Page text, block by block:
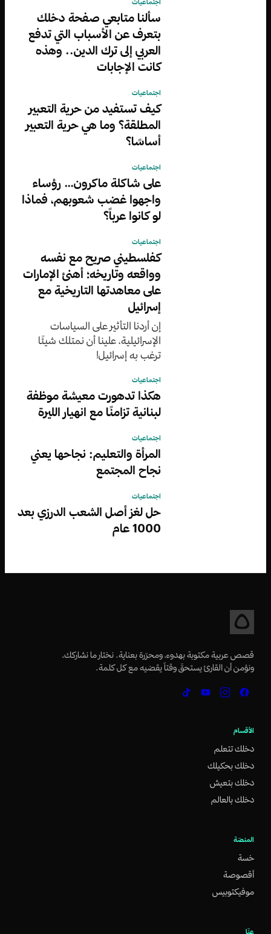
فطال بقاؤها وباتت ”مطلوبة“
اجتماعيات
سألنا متابعي صفحة دخلك
بتعرف عن الأسباب التي تدفع
العربي إلى ترك الدين.. وهذه
كانت الإجابات
اجتماعيات
كيف تستفيد من حرية التعبير
المطلقة؟ وما هي حرية التعبير
أساسًا؟
اجتماعيات
على شاكلة ماكرون… رؤساء
واجهوا غضب شعوبهم، فماذا
لو كانوا عرباً؟
اجتماعيات
كفلسطيني صريح مع نفسه
وواقعه وتاريخه؛ أهنئ الإمارات
على معاهدتها التاريخية مع
إسرائيل
إن أردنا التأثير على السياسات
الإسرائيلية، علينا أن نمتلك شيئًا
ترغب به إسرائيل!
اجتماعيات
هكذا تدهورت معيشة موظفة
لبنانية تزامنًا مع انهيار الليرة
اجتماعيات
المرأة والتعليم: نجاحها يعني
نجاح المجتمع
اجتماعيات
حل لغز أصل الشعب الدرزي بعد
1000 عام
قصص عربية مكتوبة بهدوء، ومحرّرة بعناية. نختار ما نشاركك،
ونؤمن أن القارئ يستحقّ وقتاً يقضيه مع كل كلمة.
الأقسام
دخلك تتعلم
دخلك بحكيلك
دخلك بتعيش
دخلك بالعالم
المنصّة
خسة
أقصوصة
موفيكتوبيس
عنّا